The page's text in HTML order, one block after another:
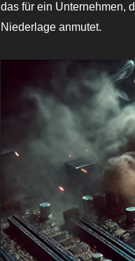
das für ein Unternehmen,
Niederlage anmutet.